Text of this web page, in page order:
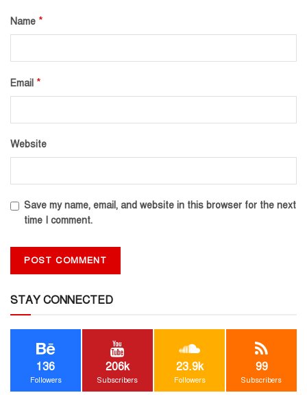
Name *
Email *
Website
Save my name, email, and website in this browser for the next
time I comment.
STAY CONNECTED
136
Followers
206k
Subscribers
23.9k
Followers
99
Subscribers